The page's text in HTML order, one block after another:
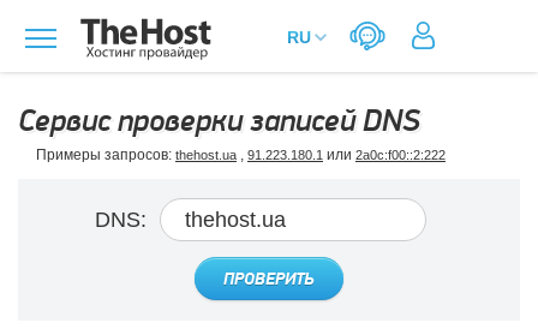
Сервис проверки записей DNS
Примеры запросов: thehost.ua , 91.223.180.1 или 2a0c:f00::2:222
DNS:
ПРОВЕРИТЬ